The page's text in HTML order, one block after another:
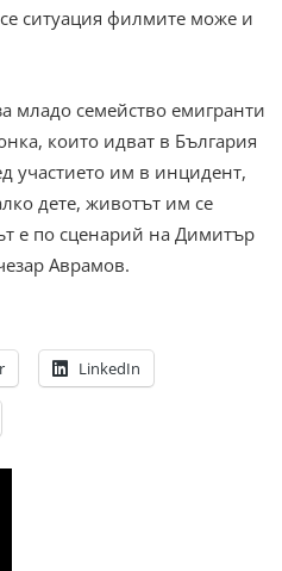
ситуация филмите може и
младо семейство емигранти
които идват в България
участието им в инцидент,
дете, животът им се
е по сценарий на Димитър
Аврамов.
LinkedIn